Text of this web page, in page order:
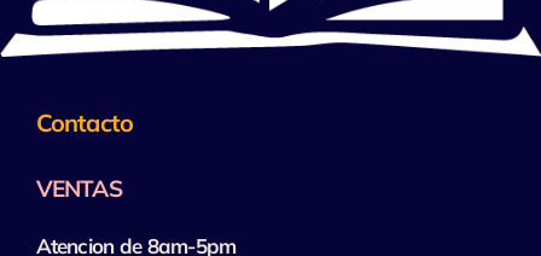
Contacto
VENTAS
Atencion de 8am-5pm